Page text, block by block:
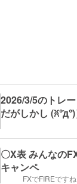
2026/3/5のトレー
だがしかし (ꐦ°᷄д°᷅)
〇X表 みんなの
キャンペ
FXでFIREです